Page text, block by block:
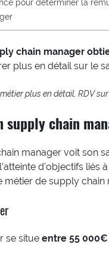
pour déterminer la
chain manager
plus en détail sur le
plus en détail, RDV
supply chain
manager voit son
d’objectifs liés
de supply
se situe entre 55